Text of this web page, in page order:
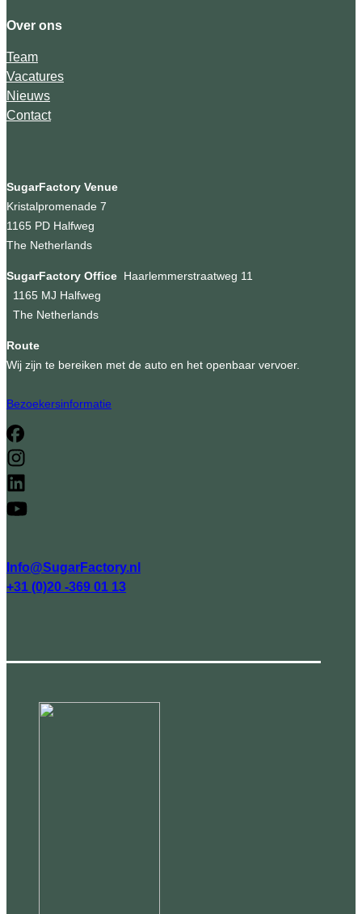
Over ons
Team
Vacatures
Nieuws
Contact
SugarFactory Venue
Kristalpromenade 7
1165 PD Halfweg
The Netherlands
SugarFactory Office Haarlemmerstraatweg 11
1165 MJ Halfweg
The Netherlands
Route
Wij zijn te bereiken met de auto en het openbaar vervoer.
Bezoekersinformatie
Info@SugarFactory.nl
+31 (0)20 -369 01 13